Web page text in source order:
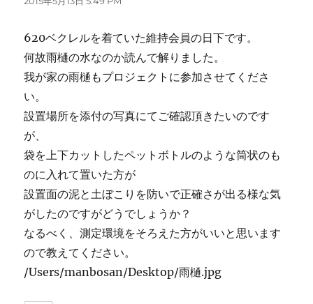
620ベクレルを着ていた維持会員の日下です。
何故雨樋の水なのか読んで解りました。
我が家の雨樋もプロジェクトに参加させてくださ
い。
設置場所を添付の写真にてご確認頂きたいのです
が、
袋を上下カットしたペットボトルのような筒状のも
のに入れて置いた方が
設置面の泥と土ぼこりを防いで正確さが出る様な気
がしたのですがどうでしょうか？
なるべく、測定環境をそろえた方がいいと思います
ので教えてください。
/Users/manbosan/Desktop/雨樋.jpg